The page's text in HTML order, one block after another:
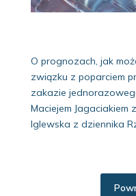
O prognozach, jak
związku z poparciem
zakazie
Maciejem Jagaciakiem
Iglewska z dziennika